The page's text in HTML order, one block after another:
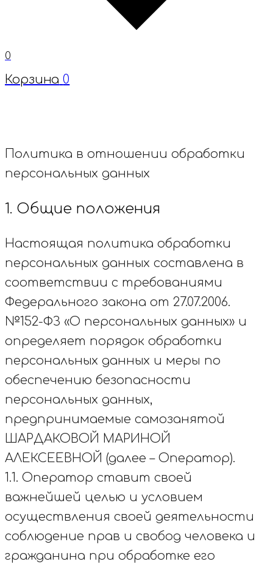
0
Корзина 0
Политика в отношении обработки
персональных данных
1. Общие положения
Настоящая политика обработки
персональных данных составлена в
соответствии с требованиями
Федерального закона от 27.07.2006.
№152-ФЗ «О персональных данных» и
определяет порядок обработки
персональных данных и меры по
обеспечению безопасности
персональных данных,
предпринимаемые самозанятой
ШАРДАКОВОЙ МАРИНОЙ
АЛЕКСЕЕВНОЙ (далее – Оператор).
1.1. Оператор ставит своей
важнейшей целью и условием
осуществления своей деятельности
соблюдение прав и свобод человека и
гражданина при обработке его